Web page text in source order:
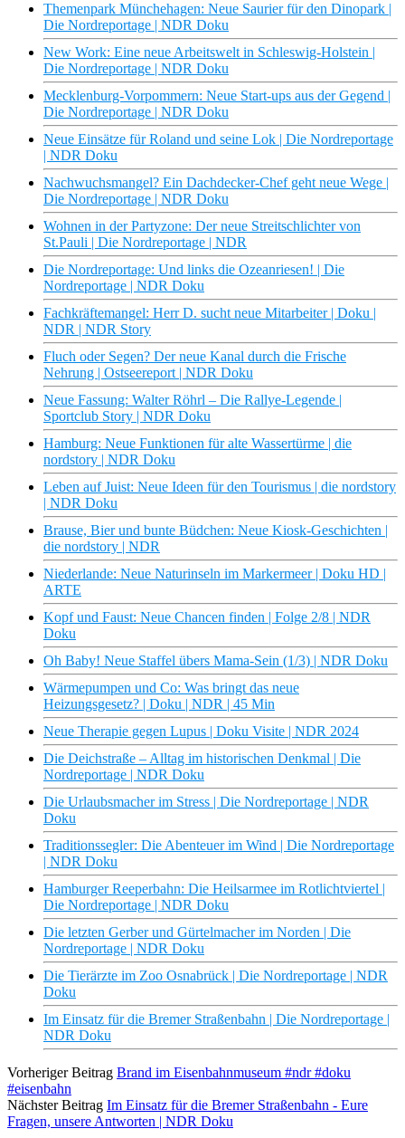
Themenpark Münchehagen: Neue Saurier für den Dinopark |
Die Nordreportage | NDR Doku
New Work: Eine neue Arbeitswelt in Schleswig-Holstein |
Die Nordreportage | NDR Doku
Mecklenburg-Vorpommern: Neue Start-ups aus der Gegend |
Die Nordreportage | NDR Doku
Neue Einsätze für Roland und seine Lok | Die Nordreportage
| NDR Doku
Nachwuchsmangel? Ein Dachdecker-Chef geht neue Wege |
Die Nordreportage | NDR Doku
Wohnen in der Partyzone: Der neue Streitschlichter von
St.Pauli | Die Nordreportage | NDR
Die Nordreportage: Und links die Ozeanriesen! | Die
Nordreportage | NDR Doku
Fachkräftemangel: Herr D. sucht neue Mitarbeiter | Doku |
NDR | NDR Story
Fluch oder Segen? Der neue Kanal durch die Frische
Nehrung | Ostseereport | NDR Doku
Neue Fassung: Walter Röhrl – Die Rallye-Legende |
Sportclub Story | NDR Doku
Hamburg: Neue Funktionen für alte Wassertürme | die
nordstory | NDR Doku
Leben auf Juist: Neue Ideen für den Tourismus | die nordstory
| NDR Doku
Brause, Bier und bunte Büdchen: Neue Kiosk-Geschichten |
die nordstory | NDR
Niederlande: Neue Naturinseln im Markermeer | Doku HD |
ARTE
Kopf und Faust: Neue Chancen finden | Folge 2/8 | NDR
Doku
Oh Baby! Neue Staffel übers Mama-Sein (1/3) | NDR Doku
Wärmepumpen und Co: Was bringt das neue
Heizungsgesetz? | Doku | NDR | 45 Min
Neue Therapie gegen Lupus | Doku Visite | NDR 2024
Die Deichstraße – Alltag im historischen Denkmal | Die
Nordreportage | NDR Doku
Die Urlaubsmacher im Stress | Die Nordreportage | NDR
Doku
Traditionssegler: Die Abenteuer im Wind | Die Nordreportage
| NDR Doku
Hamburger Reeperbahn: Die Heilsarmee im Rotlichtviertel |
Die Nordreportage | NDR Doku
Die letzten Gerber und Gürtelmacher im Norden | Die
Nordreportage | NDR Doku
Die Tierärzte im Zoo Osnabrück | Die Nordreportage | NDR
Doku
Im Einsatz für die Bremer Straßenbahn | Die Nordreportage |
NDR Doku
Vorheriger Beitrag Brand im Eisenbahnmuseum #ndr #doku
#eisenbahn
Nächster Beitrag Im Einsatz für die Bremer Straßenbahn - Eure
Fragen, unsere Antworten | NDR Doku